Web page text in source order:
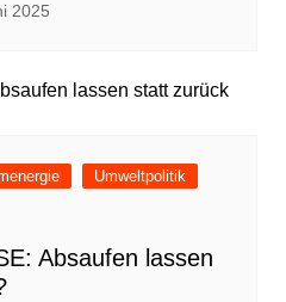
2025
Umweltpolitik
Absaufen lassen